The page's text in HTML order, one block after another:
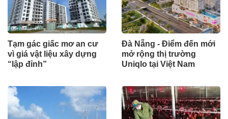
Tạm gác giấc mơ an cư
vì giá vật liệu xây dựng
“lập đỉnh”
Đà Nẵng - Điểm đến mới
mở rộng thị trường
Uniqlo tại Việt Nam